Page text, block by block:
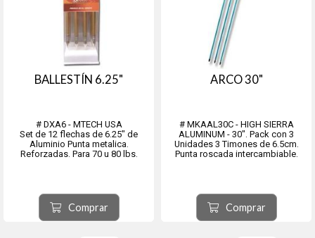
BALLESTÍN 6.25"
# DXA6 - MTECH USA
Set de 12 flechas de 6.25" de
Aluminio Punta metalica.
Reforzadas. Para 70 u 80 lbs.
Comprar
ARCO 30"
# MKAAL30C - HIGH SIERRA
ALUMINUM - 30". Pack con 3
Unidades 3 Timones de 6.5cm.
Punta roscada intercambiable.
Comprar